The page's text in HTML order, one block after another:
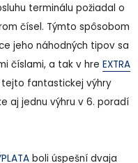
terminálu požiadal o
čísel. Týmto spôsobom
jeho náhodných tipov sa
číslami, a tak v hre EXTRA
tejto fantastickej výhry
aj jednu výhru v 6. poradí
boli úspešní dvaja